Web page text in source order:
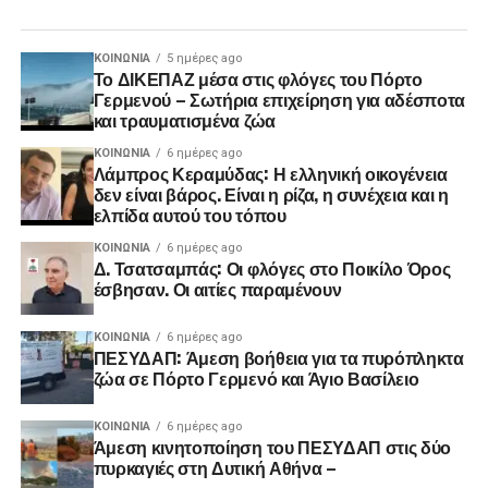
ΚΟΙΝΩΝΊΑ 5 ημέρες ago
Το ΔΙΚΕΠΑΖ μέσα στις φλόγες του Πόρτο
Γερμενού – Σωτήρια επιχείρηση για αδέσποτα
και τραυματισμένα ζώα
ΚΟΙΝΩΝΊΑ 6 ημέρες ago
Λάμπρος Κεραμύδας: Η ελληνική οικογένεια
δεν είναι βάρος. Είναι η ρίζα, η συνέχεια και η
ελπίδα αυτού του τόπου
ΚΟΙΝΩΝΊΑ 6 ημέρες ago
Δ. Τσατσαμπάς: Οι φλόγες στο Ποικίλο Όρος
έσβησαν. Οι αιτίες παραμένουν
ΚΟΙΝΩΝΊΑ 6 ημέρες ago
ΠΕΣΥΔΑΠ: Άμεση βοήθεια για τα πυρόπληκτα
ζώα σε Πόρτο Γερμενό και Άγιο Βασίλειο
ΚΟΙΝΩΝΊΑ 6 ημέρες ago
Άμεση κινητοποίηση του ΠΕΣΥΔΑΠ στις δύο
πυρκαγιές στη Δυτική Αθήνα –